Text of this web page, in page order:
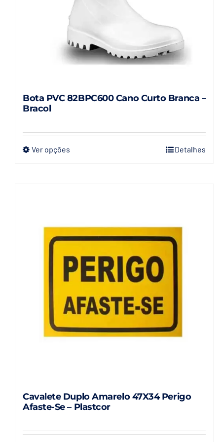
página
produto
Bota PVC 82BPC600 Cano Curto Branca –
Bracol
Ver opçõesEste
As
opções
podem
ser
escolhidas
na
página
do
Detalhes
Cavalete Duplo Amarelo 47X34 Perigo
Afaste-Se – Plastcor